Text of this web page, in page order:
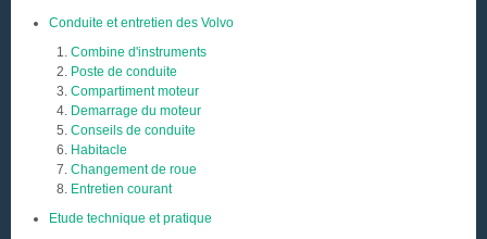
Conduite et entretien des Volvo
Combine d'instruments
Poste de conduite
Compartiment moteur
Demarrage du moteur
Conseils de conduite
Habitacle
Changement de roue
Entretien courant
Etude technique et pratique